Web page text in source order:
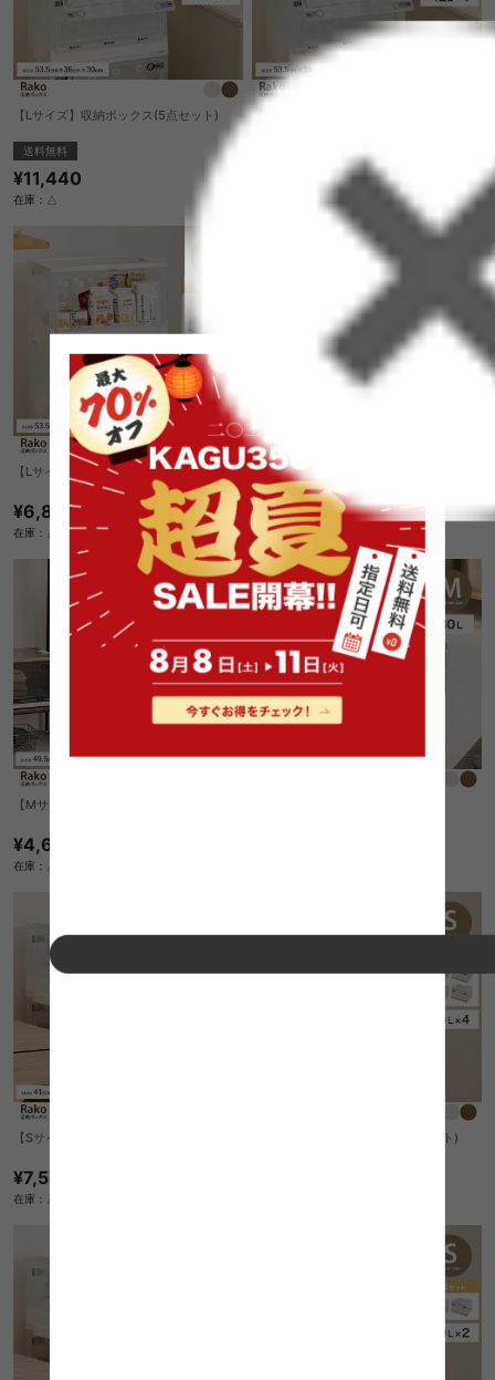
【Lサイズ】収納ボックス(5点セット)
送料無料
¥11,440
在庫：△
【Lサイズ】収納ボックス(4点セット)
【Lサイズ】収納ボックス(3点セット)
¥6,830
在庫：△
【Lサイズ】収納ボックス(2点セット)
¥5,600
在庫：△
【Mサイズ】収納ボックス(2点セット)
¥4,610
在庫：△
【Sサイズ】収納ボックス(5点セット)
¥7,570
在庫：△
【Sサイズ】収納ボックス(4点セット)